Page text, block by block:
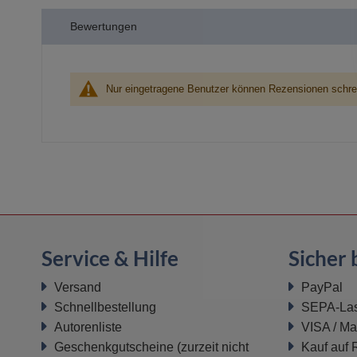
Bildergalerie
Bewertungen
Nur eingetragene Benutzer können Rezensionen
Service & Hilfe
Versand
Schnellbestellung
Autorenliste
Geschenkgutscheine (zurzeit nicht
Sicher
PayPal
SEPA-
VISA /
Kauf auf